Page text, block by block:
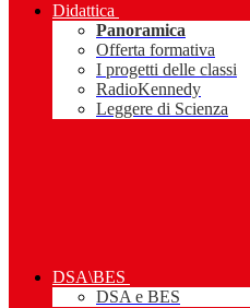
Didattica
Panoramica
Offerta formativa
I progetti delle classi
RadioKennedy
Leggere di Scienza
DSA\BES
DSA e BES